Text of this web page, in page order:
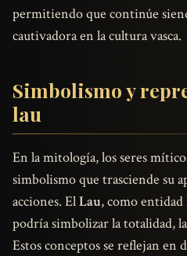
permitiendo que continúe
cautivadora en la cultura vasca.
Simbolismo y
lau
En la mitología, los seres
simbolismo que trasciende su
acciones. ElLau, como
podría simbolizar la totalidad,
Estos conceptos se reflejan en